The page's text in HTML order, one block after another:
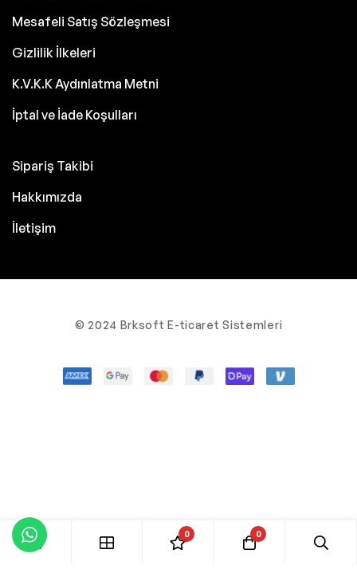
Mesafeli Satış Sözleşmesi
Gizlilik İlkeleri
K.V.K.K Aydınlatma Metni
İptal ve İade Koşulları
Sipariş Takibi
Hakkımızda
İletişim
© 2024 Brksoft E-ticaret Sistemleri
0 0